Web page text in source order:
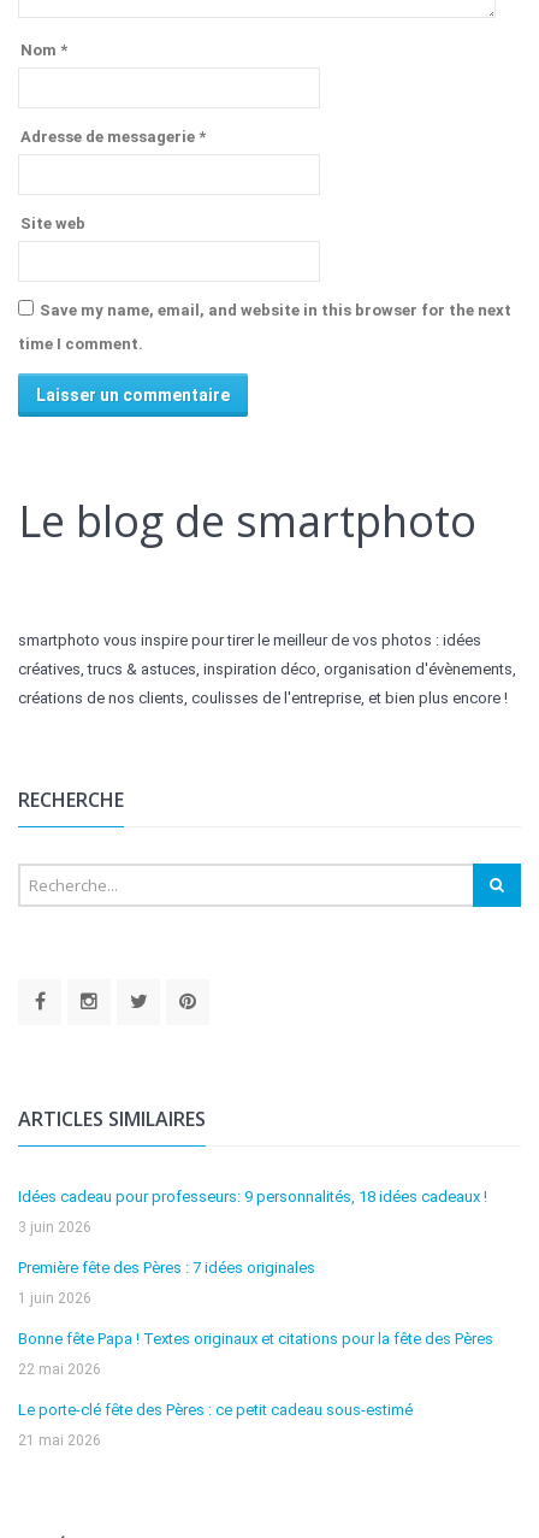
Nom *
Adresse de messagerie *
Site web
Save my name, email, and website in this browser for the next
time I comment.
Le blog de smartphoto
smartphoto vous inspire pour tirer le meilleur de vos photos : idées
créatives, trucs & astuces, inspiration déco, organisation d'évènements,
créations de nos clients, coulisses de l'entreprise, et bien plus encore !
RECHERCHE
ARTICLES SIMILAIRES
Idées cadeau pour professeurs: 9 personnalités, 18 idées cadeaux !
3 juin 2026
Première fête des Pères : 7 idées originales
1 juin 2026
Bonne fête Papa ! Textes originaux et citations pour la fête des Pères
22 mai 2026
Le porte-clé fête des Pères : ce petit cadeau sous-estimé
21 mai 2026